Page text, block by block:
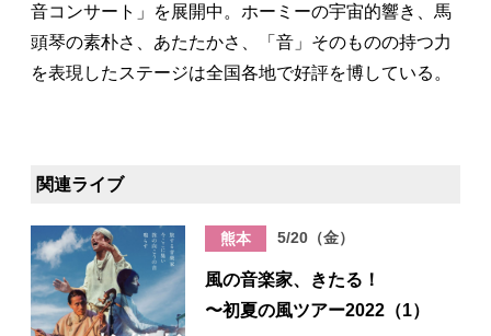
音コンサート」を展開中。ホーミーの宇宙的響き、馬
頭琴の素朴さ、あたたかさ、「音」そのものの持つ力
を表現したステージは全国各地で好評を博している。
関連ライブ
熊本 5/20（金）
風の音楽家、きたる！
〜初夏の風ツアー2022（1）